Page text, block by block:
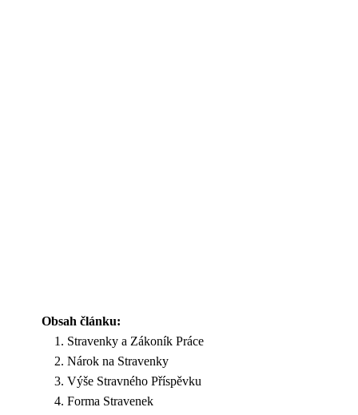
Obsah článku:
Stravenky a Zákoník Práce
Nárok na Stravenky
Výše Stravného Příspěvku
Forma Stravenek